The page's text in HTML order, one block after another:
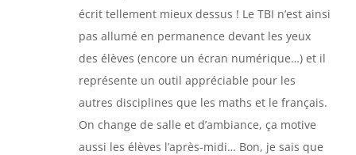
écrit tellement mieux dessus ! Le TBI n’est ainsi
pas allumé en permanence devant les yeux
des élèves (encore un écran numérique…) et il
représente un outil appréciable pour les
autres disciplines que les maths et le français.
On change de salle et d’ambiance, ça motive
aussi les élèves l’après-midi… Bon, je sais que